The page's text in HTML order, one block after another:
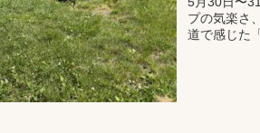
プの気楽さ
道で感じた